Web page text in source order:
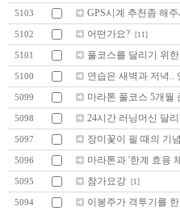
5103 GPS시계 추천좀 해주
5102 어떤가요? [11]
5101 풀코스를 달리기 위
5100 연습은 새벽과 저녁..
5099 마라톤 풀코스 5개월
5098 24시간 러닝머신 달
5097 장미꽃이 필 때의 기
5096 마라톤과 '한계 효용
5095 참가요강 [1]
5094 이봉주가 격투기를